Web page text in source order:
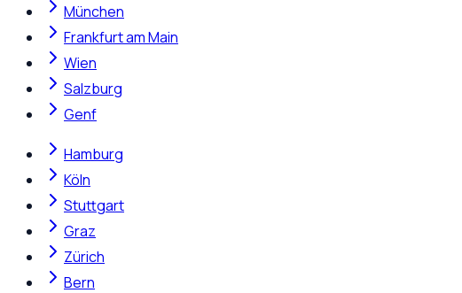
München
Frankfurt am Main
Wien
Salzburg
Genf
Hamburg
Köln
Stuttgart
Graz
Zürich
Bern